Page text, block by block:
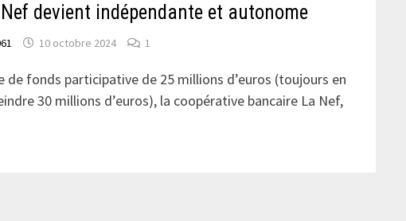
devient indépendante et autonome
10 octobre 2024 1
de fonds participative de 25 millions d’euros (toujours en
30 millions d’euros), la coopérative bancaire La Nef,